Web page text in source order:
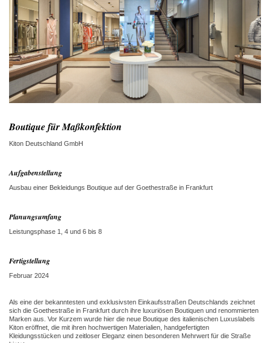
Boutique für Maßkonfektion
Kiton Deutschland GmbH
Aufgabenstellung
Ausbau einer Bekleidungs Boutique auf der Goethestraße in Frankfurt
Planungsumfang
Leistungsphase 1, 4 und 6 bis 8
Fertigstellung
Februar 2024
Als eine der bekanntesten und exklusivsten Einkaufsstraßen Deutschlands zeichnet
sich die Goethestraße in Frankfurt durch ihre luxuriösen Boutiquen und renommierten
Marken aus. Vor Kurzem wurde hier die neue Boutique des italienischen Luxuslabels
Kiton eröffnet, die mit ihren hochwertigen Materialien, handgefertigten
Kleidungsstücken und zeitloser Eleganz einen besonderen Mehrwert für die Straße